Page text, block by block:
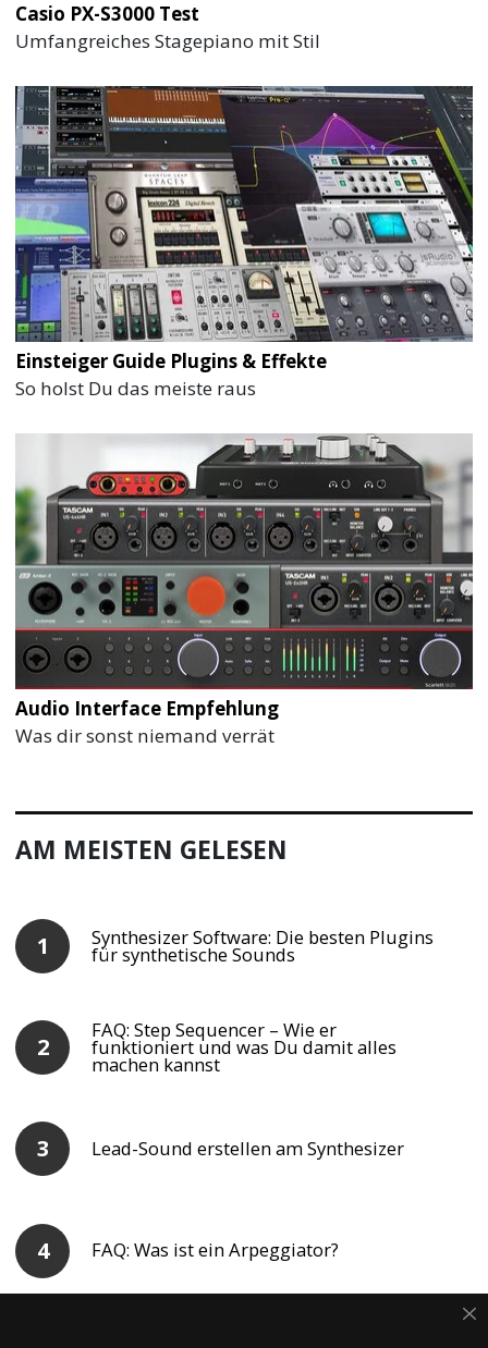
Casio PX-S3000 Test
Umfangreiches Stagepiano mit Stil
Einsteiger Guide Plugins & Effekte
So holst Du das meiste raus
Audio Interface Empfehlung
Was dir sonst niemand verrät
AM MEISTEN GELESEN
Synthesizer Software: Die besten Plugins
für synthetische Sounds
FAQ: Step Sequencer – Wie er
funktioniert und was Du damit alles
machen kannst
Lead-Sound erstellen am Synthesizer
FAQ: Was ist ein Arpeggiator?